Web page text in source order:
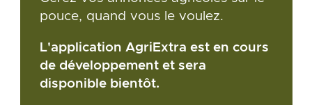
pouce, quand vous le voulez.
L'application AgriExtra est en cours
de développement et sera
disponible bientôt.